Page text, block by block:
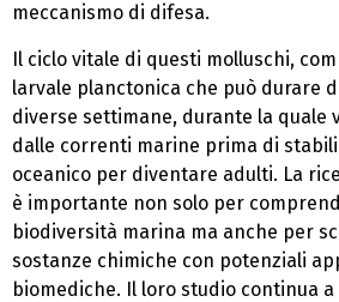
meccanismo di difesa.
Il ciclo vitale di questi molluschi,
larvale planctonica che può durare
diverse settimane, durante la quale
dalle correnti marine prima di
oceanico per diventare adulti. La
è importante non solo per
biodiversità marina ma anche per
sostanze chimiche con potenziali
biomediche. Il loro studio continua